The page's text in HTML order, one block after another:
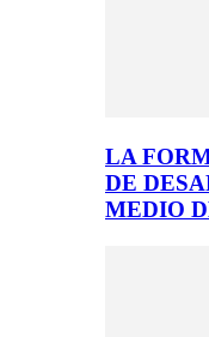
LA
DE
MEDIO